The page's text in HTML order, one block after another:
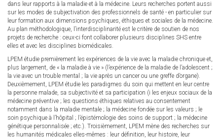
dans leur rapports à la maladie et à la médecine. Leurs recherches portent aussi
sur les modes de subjectivation des professionnels de santé - en particulier sur
leur formation aux dimensions psychiques, éthiques et sociales de la médecine.
Au plan méthodologique, l’interdisciplinarité est le critère de soutien de nos
projets de recherche : ceux-ci font collaborer plusieurs disciplines SHS entre
elles et avec les disciplines biomédicales.
LPEM étudie premièrement les expériences de la vie avec la maladie chronique et,
plus largement, de « la maladie à vie » (l’expérience de la maladie de l’adolescent ;
la vie avec un trouble mental ; la vie après un cancer ou une greffe d’organe).
Deuxièmement, LPEM étudie les paradigmes du soin qui mettent en leur centre
la personne malade, sa subjectivité et sa participation (i les enjeux sociaux de la
médecine préventive ; les questions éthiques relatives au consentement
notamment dans la maladie mentale ; la médecine fondée sur les valeurs ; le
soin psychique à l’hôpital ; l’épistémologie des soins de support ; la médecine
génétique personnalisée ; etc.). Troisièmement, LPEM mène des recherches sur
les humanités médicales elles-mêmes : leur définition, leur histoire, leur